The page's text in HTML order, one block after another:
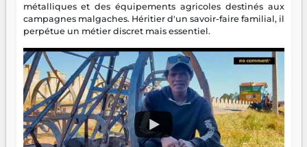
métalliques et des équipements agricoles destinés aux
campagnes malgaches. Héritier d'un savoir-faire familial, il
perpétue un métier discret mais essentiel.